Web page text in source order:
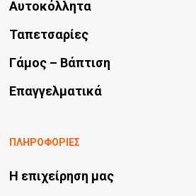
Αυτοκόλλητα
Ταπετσαρίες
Γάμος – Βάπτιση
Επαγγελματικά
ΠΛΗΡΟΦΟΡΙΕΣ
Η επιχείρηση μας